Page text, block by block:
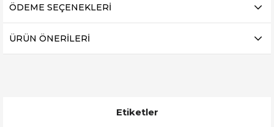
ÖDEME SEÇENEKLERI
ÜRÜN ÖNERILERI
Etiketler